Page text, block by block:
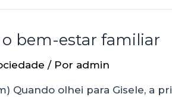
bem-estar familiar
/ Por admin
Quando olhei para Gisele, a